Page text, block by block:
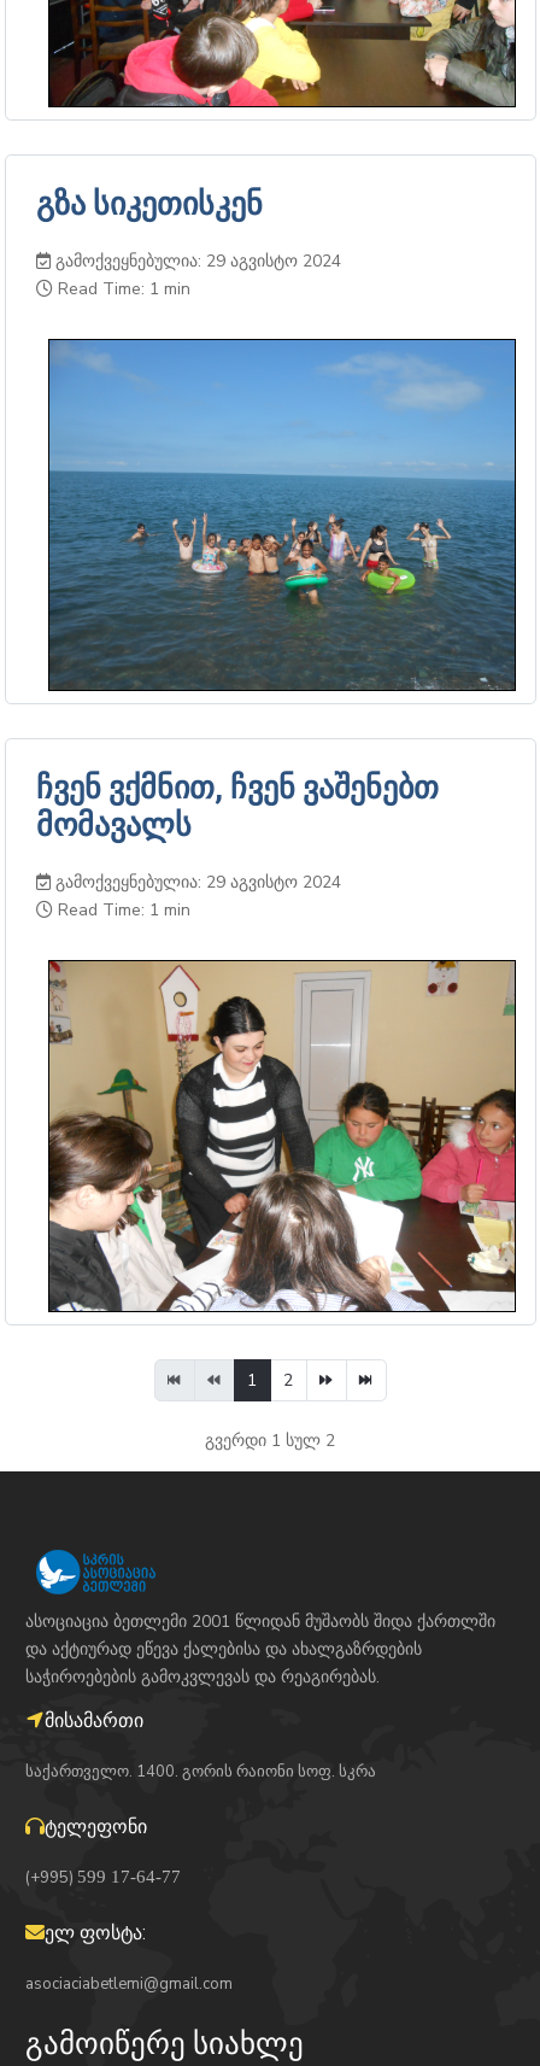
გზა სიკეთისკენ
გამოქვეყნებულია: 29 აგვისტო 2024
Read Time: 1 min
ჩვენ ვქმნით, ჩვენ ვაშენებთ
მომავალს
გამოქვეყნებულია: 29 აგვისტო 2024
Read Time: 1 min
1 2
გვერდი 1 სულ 2
ასოციაცია ბეთლემი 2001 წლიდან მუშაობს შიდა ქართლში
და აქტიურად ეწევა ქალებისა და ახალგაზრდების
საჭიროებების გამოკვლევას და რეაგირებას.
მისამართი
საქართველო. 1400. გორის რაიონი სოფ. სკრა
ტელეფონი
(+995) 599 17-64-77
ელ ფოსტა:
asociaciabetlemi@gmail.com
გამოიწერე სიახლე